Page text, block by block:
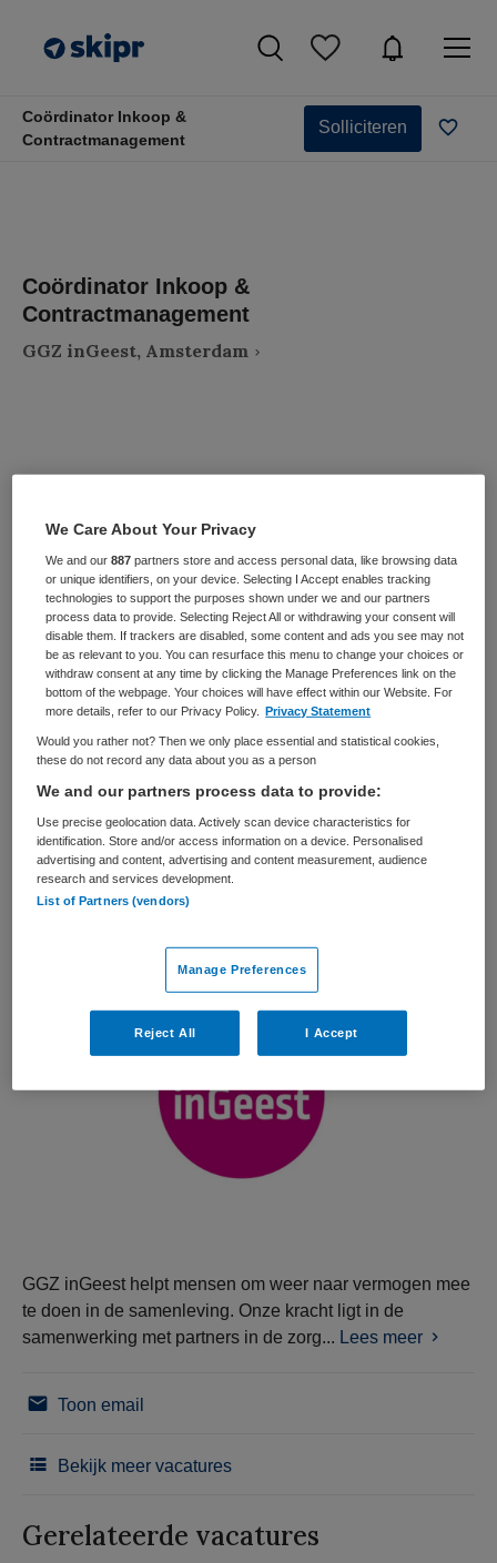
Coördinator Inkoop &
Contractmanagement
Solliciteren
Coördinator Inkoop &
Contractmanagement
GGZ inGeest, Amsterdam
BRANCHE
Zelfstandige kliniek
AANSTELLING
Tijdelijk met uitzicht op vast
PLAATSINGSDATUM
10 oktober 2025
NIVEAU
HBO
ERVARING
Ervaren
DIENSTVERBAND
Fulltime
Vacature niet beschikbaar
Deze vacature Coördinator Inkoop &
Contractmanagement bij GGZ inGeest is niet meer
actueel. Hieronder staan enkele vergelijkbare vacatures
die voor u wellicht interessant zijn.
GGZ inGeest helpt mensen om weer naar vermogen mee
te doen in de samenleving. Onze kracht ligt in de
samenwerking met partners in de zorg... Lees meer
Toon email
Bekijk meer vacatures
Gerelateerde vacatures
We Care About Your Privacy
We and our887 partners store and access personal data, like browsing data
or unique identifiers, on your device. Selecting I Accept enables tracking
technologies to support the purposes shown under we and our partners
process data to provide. Selecting Reject All or withdrawing your consent will
disable them. If trackers are disabled, some content and ads you see may not
be as relevant to you. You can resurface this menu to change your choices or
withdraw consent at any time by clicking the Manage Preferences link on the
bottom of the webpage. Your choices will have effect within our Website. For
more details, refer to our Privacy Policy.
Privacy Statement
Would you rather not? Then we only place essential and statistical cookies,
these do not record any data about you as a person
We and our partners process data to provide:
Use precise geolocation data. Actively scan device characteristics for
identification. Store and/or access information on a device. Personalised
advertising and content, advertising and content measurement, audience
research and services development.
List of Partners (vendors)
Manage Preferences
Reject All I Accept